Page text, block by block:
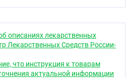
аргинина и
них.
фермента,
I в ангиотензин II
описаниях лекарственных
Лекарственных Средств России-
что инструкция к товарам
актуальной информации